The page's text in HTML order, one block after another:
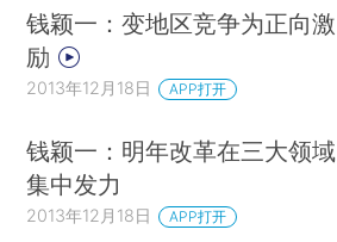
钱颖一：变地区竞争为正向激
励
2013年12月18日 APP打开
钱颖一：明年改革在三大领域
集中发力
2013年12月18日 APP打开